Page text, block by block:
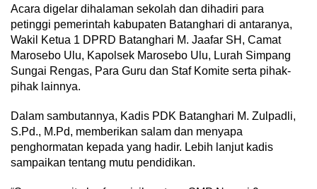
Acara digelar dihalaman sekolah dan dihadiri para
petinggi pemerintah kabupaten Batanghari di antaranya,
Wakil Ketua 1 DPRD Batanghari M. Jaafar SH, Camat
Marosebo Ulu, Kapolsek Marosebo Ulu, Lurah Simpang
Sungai Rengas, Para Guru dan Staf Komite serta pihak-
pihak lainnya.
Dalam sambutannya, Kadis PDK Batanghari M. Zulpadli,
S.Pd., M.Pd, memberikan salam dan menyapa
penghormatan kepada yang hadir. Lebih lanjut kadis
sampaikan tentang mutu pendidikan.